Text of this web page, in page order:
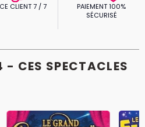
CLIENT 7 / 7
PAIEMENT 100%
SÉCURISÉ
- CES SPECTACLES